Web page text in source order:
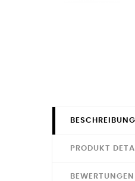
BESCHREIBUNG
PRODUKT
BEWERTUNGEN